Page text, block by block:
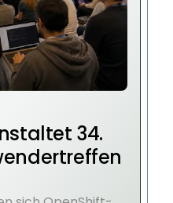
34.